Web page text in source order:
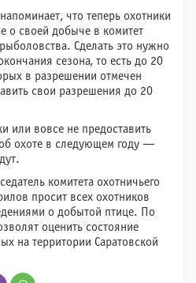
что теперь охотники
о своей добыче в комитет
Сделать это нужно
сезона, то есть до 20
в разрешении отмечен
свои разрешения до 20
или вовсе не предоставить
охоте в следующем году —
комитета охотничьего
просит всех охотников
о добытой птице. По
оценить состояние
на территории Саратовской